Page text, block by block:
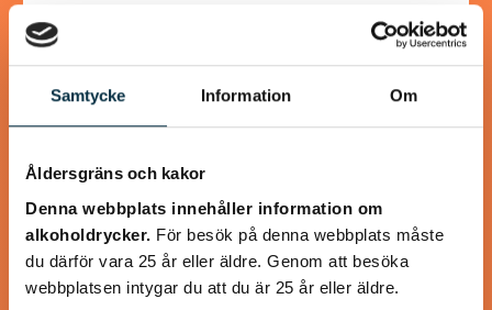
Samtycke Information Om
Åldersgräns och kakor
Denna webbplats innehåller information om
alkoholdrycker. För besök på denna webbplats måste
du därför vara 25 år eller äldre. Genom att besöka
webbplatsen intygar du att du är 25 år eller äldre.
Våfflor med Svecia och
lufttorkad skinka